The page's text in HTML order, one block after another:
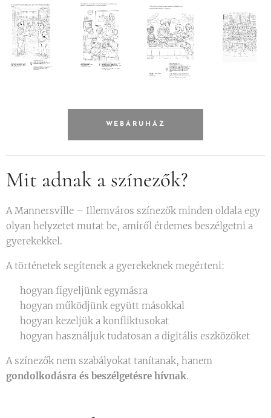
WEBÁRUHÁZ
Mit adnak a színezők?
A Mannersville – Illemváros színezők minden oldala egy
olyan helyzetet mutat be, amiről érdemes beszélgetni a
gyerekekkel.
A történetek segítenek a gyerekeknek megérteni:
✔ hogyan figyeljünk egymásra
✔ hogyan működjünk együtt másokkal
✔ hogyan kezeljük a konfliktusokat
✔ hogyan használjuk tudatosan a digitális eszközöket
A színezők nem szabályokat tanítanak, hanem
gondolkodásra és beszélgetésre hívnak.